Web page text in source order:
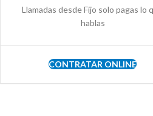
Llamadas desde Fijo solo pagas lo
hablas
CONTRATAR ONLINE